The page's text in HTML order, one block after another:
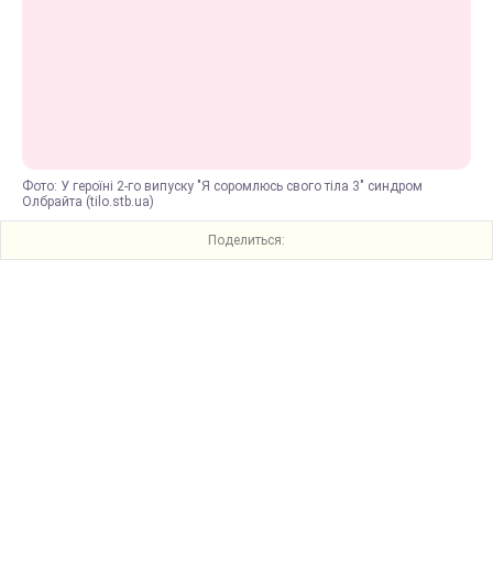
Фото: У героїні 2-го випуску "Я соромлюсь свого тіла 3" синдром
Олбрайта (tilo.stb.ua)
Поделиться: